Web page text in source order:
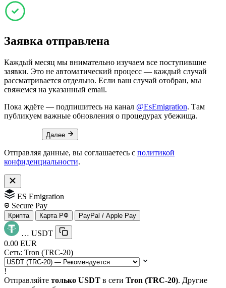
Заявка отправлена
Каждый месяц мы внимательно изучаем все поступившие
заявки. Это не автоматический процесс — каждый случай
рассматривается отдельно. Если ваш случай отобран, мы
свяжемся на указанный email.
Пока ждёте — подпишитесь на канал @EsEmigration. Там
публикуем важные обновления о процедурах убежища.
Далее
Отправляя данные, вы соглашаетесь с политикой
конфиденциальности.
ES Emigration
Secure Pay
Крипта Карта РФ PayPal / Apple Pay
… USDT
0.00 EUR
Сеть: Tron (TRC-20)
!
Отправляйте только USDT в сети Tron (TRC-20). Другие